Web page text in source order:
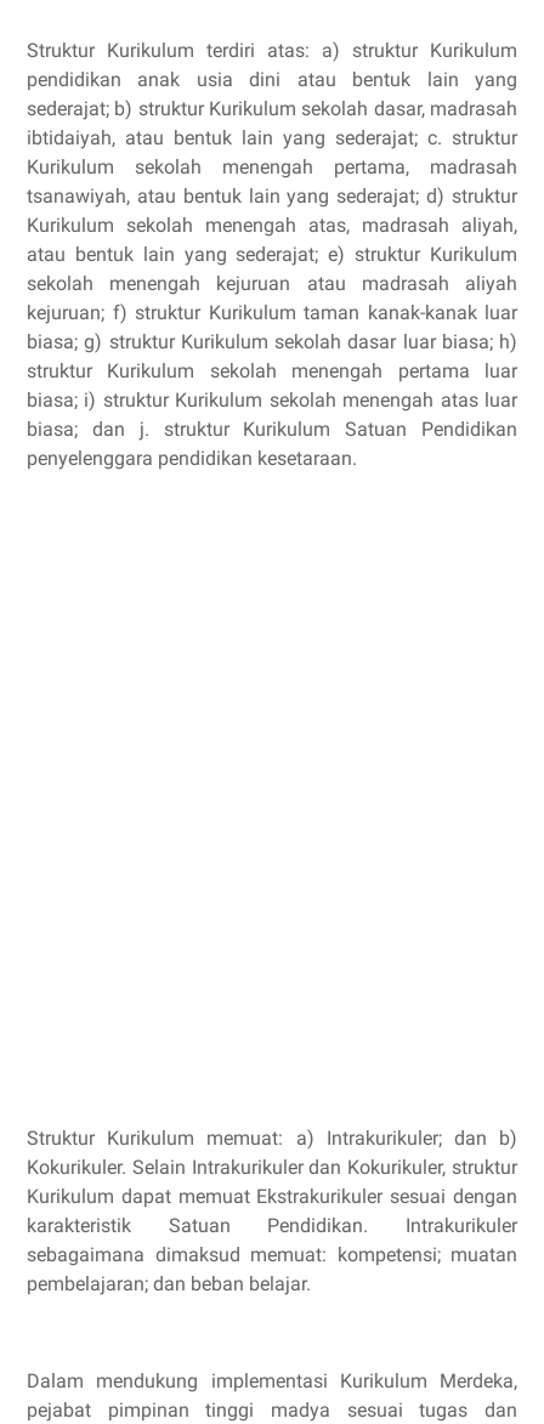
Struktur Kurikulum terdiri atas: a) struktur Kurikulum
pendidikan anak usia dini atau bentuk lain yang
sederajat; b) struktur Kurikulum sekolah dasar, madrasah
ibtidaiyah, atau bentuk lain yang sederajat; c. struktur
Kurikulum sekolah menengah pertama, madrasah
tsanawiyah, atau bentuk lain yang sederajat; d) struktur
Kurikulum sekolah menengah atas, madrasah aliyah,
atau bentuk lain yang sederajat; e) struktur Kurikulum
sekolah menengah kejuruan atau madrasah aliyah
kejuruan; f) struktur Kurikulum taman kanak-kanak luar
biasa; g) struktur Kurikulum sekolah dasar luar biasa; h)
struktur Kurikulum sekolah menengah pertama luar
biasa; i) struktur Kurikulum sekolah menengah atas luar
biasa; dan j. struktur Kurikulum Satuan Pendidikan
penyelenggara pendidikan kesetaraan.
Struktur Kurikulum memuat: a) Intrakurikuler; dan b)
Kokurikuler. Selain Intrakurikuler dan Kokurikuler, struktur
Kurikulum dapat memuat Ekstrakurikuler sesuai dengan
karakteristik Satuan Pendidikan. Intrakurikuler
sebagaimana dimaksud memuat: kompetensi; muatan
pembelajaran; dan beban belajar.
Dalam mendukung implementasi Kurikulum Merdeka,
pejabat pimpinan tinggi madya sesuai tugas dan